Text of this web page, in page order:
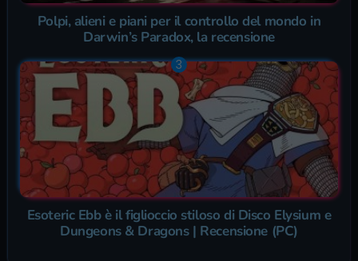
Polpi, alieni e piani per il controllo del mondo in
Darwin’s Paradox, la recensione
Esoteric Ebb è il figlioccio stiloso di Disco Elysium e
Dungeons & Dragons | Recensione (PC)